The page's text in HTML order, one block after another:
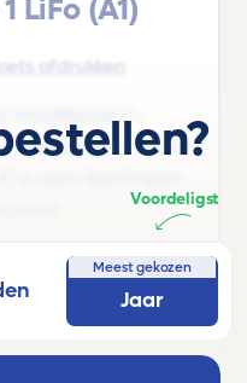
LiFo (A1)
Toets afdrukken
7 -
1 LiFo
o.m. de
vocabulario,
wederkerende
Meest gekozen
Jaar
Voordeligst